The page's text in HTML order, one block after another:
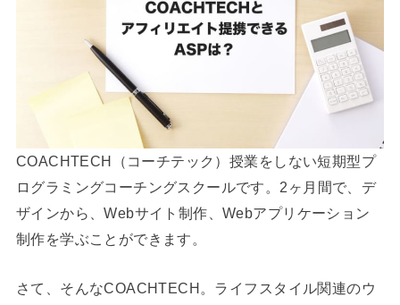
COACHTECH（コーチテック）授業をしない短期型プ
ログラミングコーチングスクールです。2ヶ月間で、デ
ザインから、Webサイト制作、Webアプリケーション
制作を学ぶことができます。
さて、そんなCOACHTECH。ライフスタイル関連のウ